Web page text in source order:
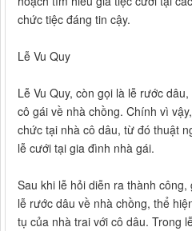
chức tiệc đáng tin cậy.
Lễ Vu Quy
Lễ Vu Quy, còn gọi là lễ rước
cô gái về nhà chồng. Chính vì
chức tại nhà cô dâu, từ đó thuật
lễ cưới tại gia đình nhà gái.
Sau khi lễ hỏi diễn ra thành
lễ rước dâu về nhà chồng, thể
tụ của nhà trai với cô dâu. Trong